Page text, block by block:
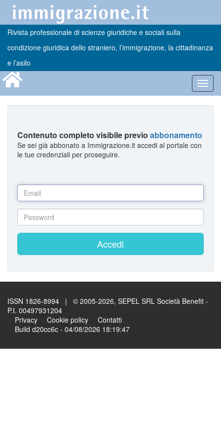
Rivista professionale di scienze giuridiche e sociali sulla
condizione giuridica dello straniero, l’immigrazione, la cittadinanza
e l’asilo
Contenuto completo visibile previo abbonamento
Se sei già abbonato a Immigrazione.it accedi al portale con
le tue credenziali per proseguire.
Accedi
ISSN 1826-8994 | © 2005-2026, SEPEL SRL Società Benefit -
P.I. 00497931204
Privacy
Cookie policy
Contatti
Build d20cc6c - 04/08/2026 18:19:47